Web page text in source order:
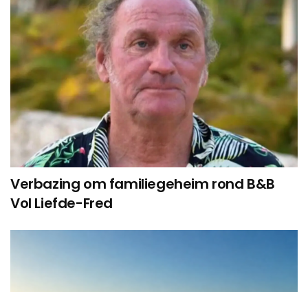
Verbazing om familiegeheim rond B&B
Vol Liefde-Fred